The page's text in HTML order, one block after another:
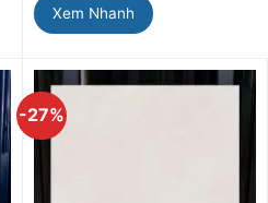
Xem Nhanh
-27%